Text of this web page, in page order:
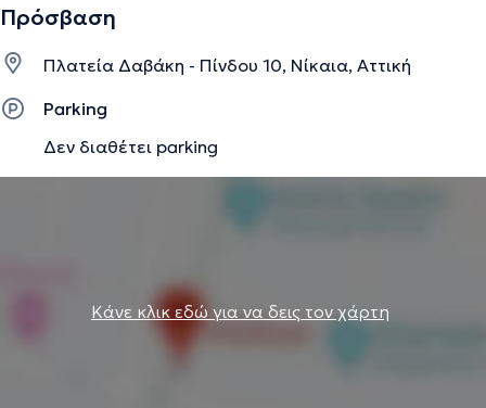
Πρόσβαση
Πλατεία Δαβάκη - Πίνδου 10, Νίκαια, Αττική
Parking
Δεν διαθέτει parking
Κάνε κλικ εδώ για να δεις τον χάρτη